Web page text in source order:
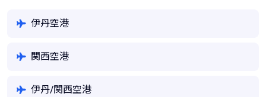
伊丹空港
関西空港
伊丹/関西空港